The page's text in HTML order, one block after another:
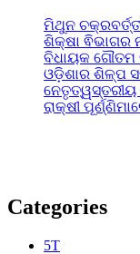
ମିଥୁନ
ଶିକ୍ଷା ଵିଭାଗର
ବିଧାୟକ ଗୌତମ
ଓଡ଼ିଶାର ଶିଳ୍ପ
ନେତୃତ୍ୱସ୍ତରୀୟ
ରାକ୍ଷୀ
Categories
5T